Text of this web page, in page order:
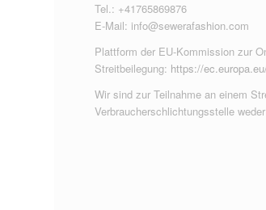
Tel.: +41765869876
E-Mail: info@sewerafashion.com
Plattform der EU-Kommission zur
Streitbeilegung: https://
Wir sind zur Teilnahme an einem
Verbraucherschlichtungsstelle